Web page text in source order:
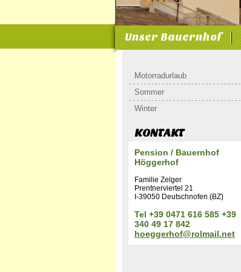
Unser Bauernhof
Motorradurlaub
Sommer
Winter
KONTAKT
Pension / Bauernhof
Höggerhof
Familie Zelger
Prentnerviertel 21
I-39050 Deutschnofen (BZ)
Tel +39 0471 616 585 +39
340 49 17 842
hoeggerhof@rolmail.net